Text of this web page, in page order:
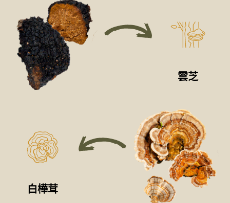
雲芝
白樺茸